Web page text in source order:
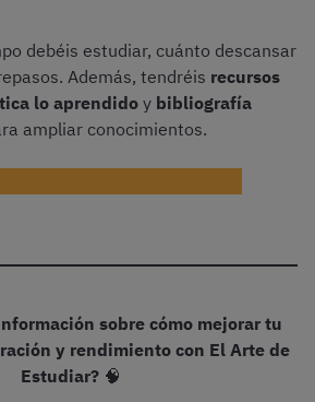
debéis estudiar, cuánto descansar
Además, tendréis recursos
lo aprendido y bibliografía
ampliar conocimientos.
sobre cómo mejorar tu
y rendimiento con El Arte de
Estudiar? 🧠